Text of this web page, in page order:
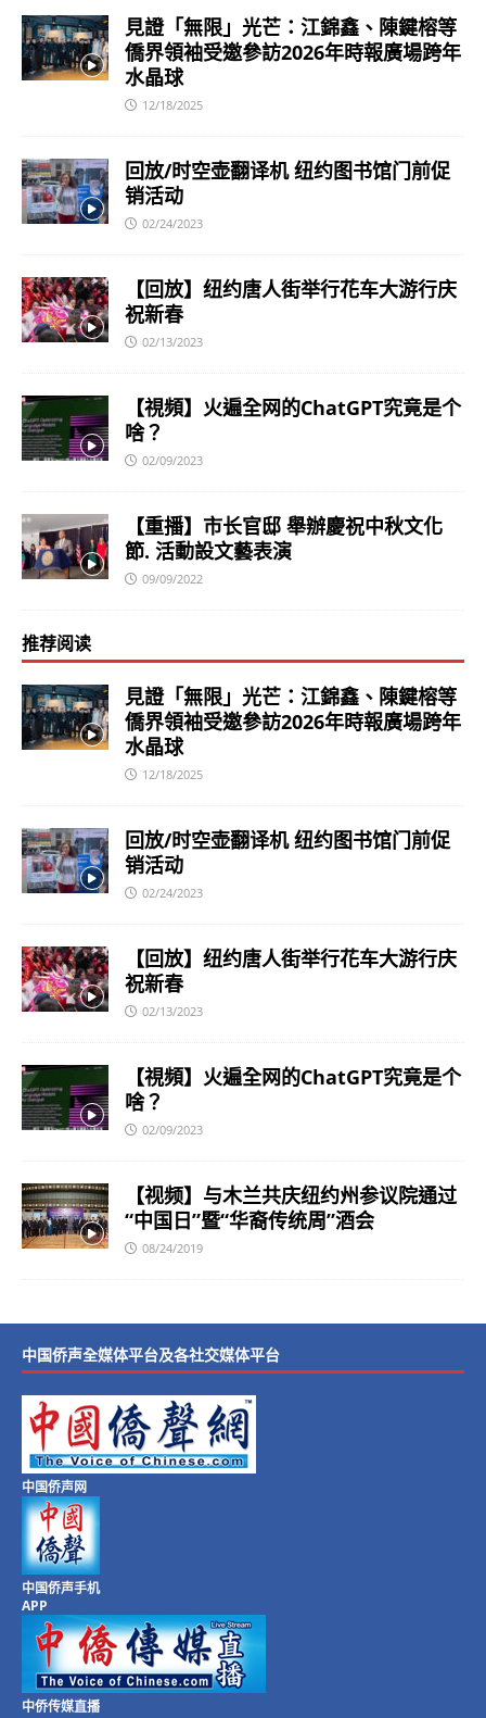
見證「無限」光芒：江錦鑫、陳鍵榕等
僑界領袖受邀參訪2026年時報廣場跨年
水晶球
12/18/2025
回放/时空壶翻译机 纽约图书馆门前促
销活动
02/24/2023
【回放】纽约唐人街举行花车大游行庆
祝新春
02/13/2023
【視頻】火遍全网的ChatGPT究竟是个
啥？
02/09/2023
【重播】市长官邸 舉辦慶祝中秋文化
節. 活動設文藝表演
09/09/2022
推荐阅读
見證「無限」光芒：江錦鑫、陳鍵榕等
僑界領袖受邀參訪2026年時報廣場跨年
水晶球
12/18/2025
回放/时空壶翻译机 纽约图书馆门前促
销活动
02/24/2023
【回放】纽约唐人街举行花车大游行庆
祝新春
02/13/2023
【視頻】火遍全网的ChatGPT究竟是个
啥？
02/09/2023
【视频】与木兰共庆纽约州参议院通过
“中国日”暨“华裔传统周”酒会
08/24/2019
中国侨声全媒体平台及各社交媒体平台
中国侨声网
中国侨声手机
APP
中侨传媒直播